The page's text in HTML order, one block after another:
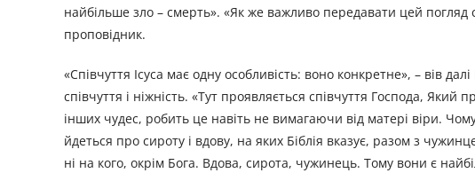
найбільше зло – смерть». «Як же важливо передавати цей погляд
проповідник.
«Співчуття Ісуса має одну особливість: воно конкретне», – вів
співчуття і ніжність. «Тут проявляється співчуття Господа,
інших чудес, робить це навіть не вимагаючи від матері віри.
йдеться про сироту і вдову, на яких Біблія вказує, разом з
ні на кого, окрім Бога. Вдова, сирота, чужинець. Тому вони є